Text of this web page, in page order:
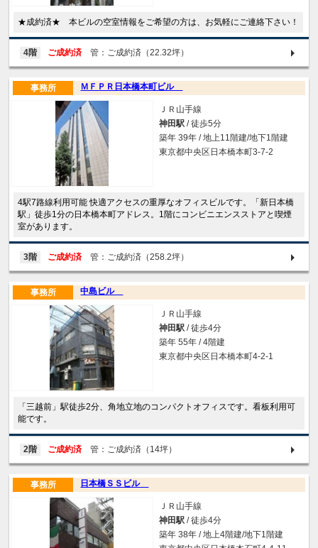
★成約済★ 本ビルの空室情報をご希望の方は、お気軽にご連絡下さい！
4階 ご成約済 管：ご成約済（22.32坪）
ＭＦＰＲ日本橋本町ビル
事務所
ＪＲ山手線
神田駅 / 徒歩5分
築年 39年 / 地上11階建/地下1階建
東京都中央区日本橋本町3-7-2
4駅7路線利用可能 快適アクセスの重厚なオフィスビルです。「新日本橋
駅」徒歩1分の日本橋本町アドレス。1階にコンビニエンスストアと喫煙
室があります。
3階 ご成約済 管：ご成約済（258.2坪）
中島ビル
事務所
ＪＲ山手線
神田駅 / 徒歩4分
築年 55年 / 4階建
東京都中央区日本橋本町4-2-1
「三越前」駅徒歩2分、角地立地のコンパクトオフィスです。看板利用可
能です。
2階 ご成約済 管：ご成約済（14坪）
日本橋ＳＳビル
事務所
ＪＲ山手線
神田駅 / 徒歩4分
築年 38年 / 地上4階建/地下1階建